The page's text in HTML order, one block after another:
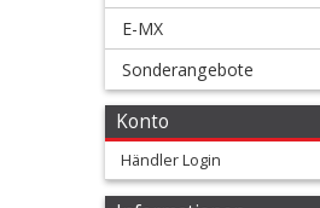
Reifen
Räder
E-MX
Sonderangebote
Konto
Händler Login